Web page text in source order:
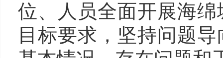
位、人员全面开展海
目标要求，坚持问题